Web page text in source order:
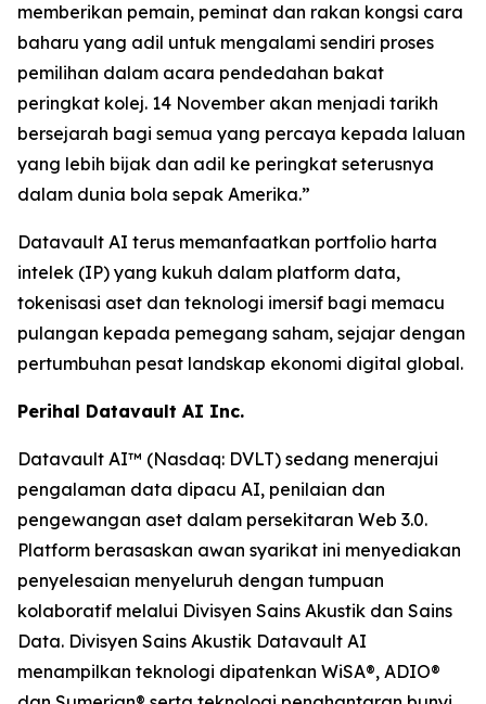
memberikan pemain, peminat dan rakan kongsi cara
baharu yang adil untuk mengalami sendiri proses
pemilihan dalam acara pendedahan bakat
peringkat kolej. 14 November akan menjadi tarikh
bersejarah bagi semua yang percaya kepada laluan
yang lebih bijak dan adil ke peringkat seterusnya
dalam dunia bola sepak Amerika.”
Datavault AI terus memanfaatkan portfolio harta
intelek (IP) yang kukuh dalam platform data,
tokenisasi aset dan teknologi imersif bagi memacu
pulangan kepada pemegang saham, sejajar dengan
pertumbuhan pesat landskap ekonomi digital global.
Perihal Datavault AI Inc.
Datavault AI™ (Nasdaq: DVLT) sedang menerajui
pengalaman data dipacu AI, penilaian dan
pengewangan aset dalam persekitaran Web 3.0.
Platform berasaskan awan syarikat ini menyediakan
penyelesaian menyeluruh dengan tumpuan
kolaboratif melalui Divisyen Sains Akustik dan Sains
Data. Divisyen Sains Akustik Datavault AI
menampilkan teknologi dipatenkan WiSA®, ADIO®